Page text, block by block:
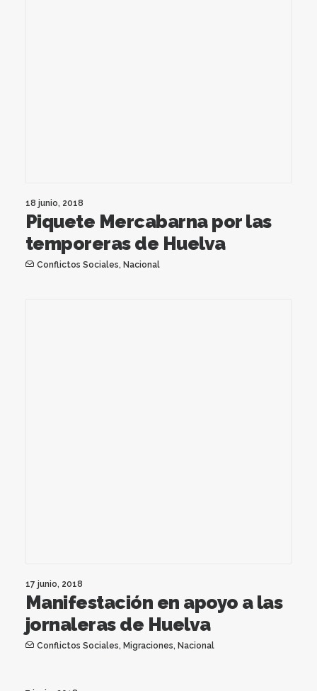
18 junio, 2018
Piquete Mercabarna por las
temporeras de Huelva
Conflictos Sociales, Nacional
17 junio, 2018
Manifestación en apoyo a las
jornaleras de Huelva
Conflictos Sociales, Migraciones, Nacional